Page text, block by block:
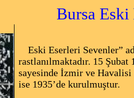
Bursa
Eski Eserleri Sevenler”
rastlanılmaktadır. 15
sayesinde İzmir ve
ise 1935’de kurulmuştur.